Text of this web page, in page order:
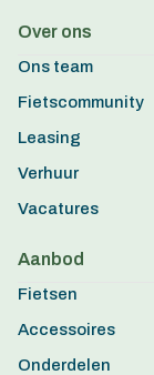
Over ons
Ons team
Fietscommunity
Leasing
Verhuur
Vacatures
Aanbod
Fietsen
Accessoires
Onderdelen